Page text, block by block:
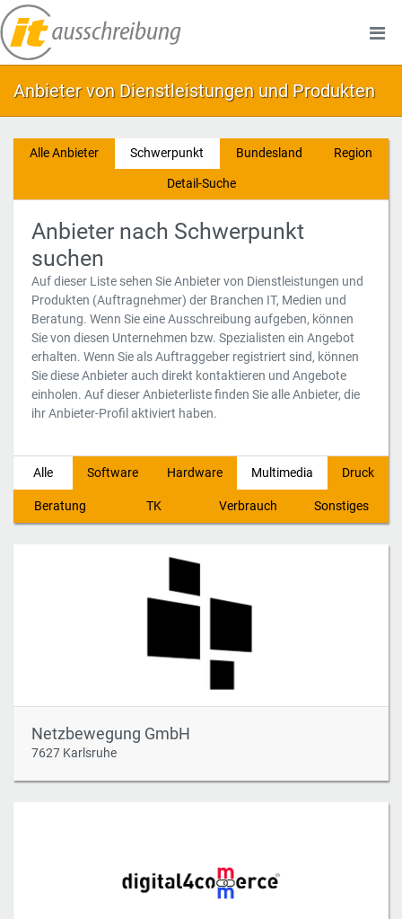
Anbieter von Dienstleistungen und Produkten
Alle Anbieter Schwerpunkt Bundesland Region
Detail-Suche
Anbieter nach Schwerpunkt
suchen
Auf dieser Liste sehen Sie Anbieter von Dienstleistungen und
Produkten (Auftragnehmer) der Branchen IT, Medien und
Beratung. Wenn Sie eine Ausschreibung aufgeben, können
Sie von diesen Unternehmen bzw. Spezialisten ein Angebot
erhalten. Wenn Sie als Auftraggeber registriert sind, können
Sie diese Anbieter auch direkt kontaktieren und Angebote
einholen. Auf dieser Anbieterliste finden Sie alle Anbieter, die
ihr Anbieter-Profil aktiviert haben.
Alle Software Hardware Multimedia Druck
Beratung TK Verbrauch Sonstiges
Netzbewegung GmbH
7627 Karlsruhe